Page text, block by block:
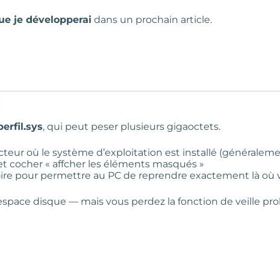
je développerai dans un prochain article.
, qui peut peser plusieurs gigaoctets.
où le système d’exploitation est installé
cocher « affcher les éléments masqués »
pour permettre au PC de reprendre exactement là où
disque — mais vous perdez la fonction de veille